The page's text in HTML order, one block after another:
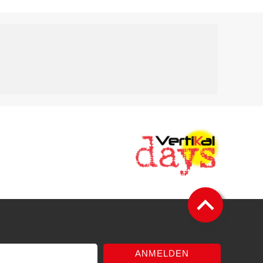
ANMELDEN